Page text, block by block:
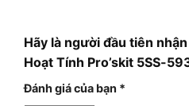
Hãy là người đầu tiên
Hoạt Tính Pro’skit 5SS-
Đánh giá của bạn *